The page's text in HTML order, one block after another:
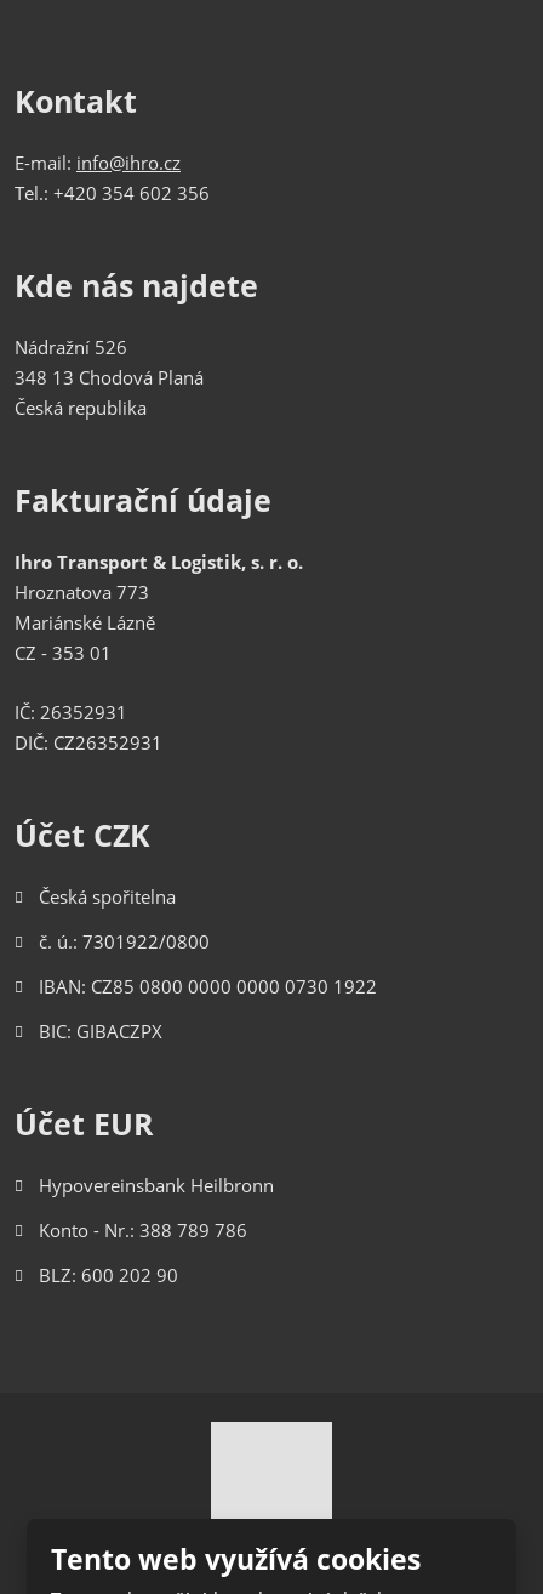
Kontakt
E-mail: info@ihro.cz
Tel.: +420 354 602 356
Kde nás najdete
Nádražní 526
348 13 Chodová Planá
Česká republika
Fakturační údaje
Ihro Transport & Logistik, s. r. o.
Hroznatova 773
Mariánské Lázně
CZ - 353 01
IČ: 26352931
DIČ: CZ26352931
Účet CZK
Česká spořitelna
č. ú.: 7301922/0800
IBAN: CZ85 0800 0000 0000 0730 1922
BIC: GIBACZPX
Účet EUR
Hypovereinsbank Heilbronn
Konto - Nr.: 388 789 786
BLZ: 600 202 90
© 2026 Ihro Transport & Logistik s.r.o., vytvořila eBRÁNA
Tento web využívá cookies